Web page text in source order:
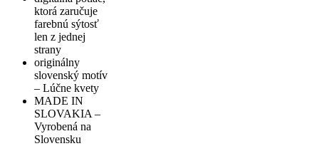
ktorá zaručuje
farebnú sýtosť
len z jednej
strany
originálny
slovenský motív
– Lúčne kvety
MADE IN
SLOVAKIA –
Vyrobená na
Slovensku